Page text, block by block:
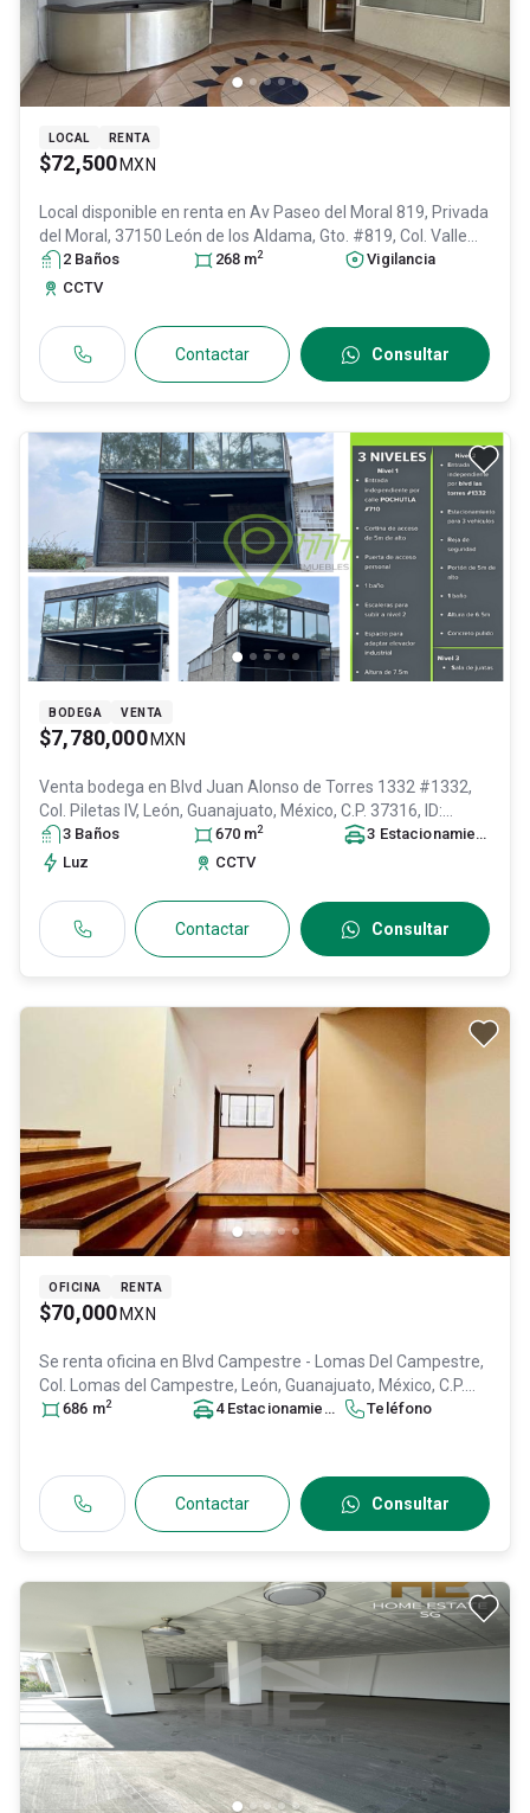
LOCAL RENTA
$72,500 MXN
Local disponible en renta en Av Paseo del Moral 819, Privada
del Moral, 37150 León de los Aldama, Gto. #819, Col. Valle
del Campestre,
, Guanajuato , México, C.P. 37150, ID:
30291203
2 Baños 268 m2
Vigilancia
CCTV
Contactar Consultar
BODEGA VENTA
$7,780,000 MXN
Venta bodega en Blvd Juan Alonso de Torres 1332 #1332,
Col. Piletas IV,
León, Guanajuato, México, C.P. 37316, ID:
28294951
3 Baños 670 m2 3 Estacionamiento
Luz
CCTV
Contactar Consultar
OFICINA RENTA
$70,000 MXN
Se renta oficina en Blvd Campestre - Lomas Del Campestre,
Col. Lomas del Campestre,
León, Guanajuato, México, C.P.
37150, ID:
686 m2 4 Estacionamiento s Teléfono
Contactar Consultar